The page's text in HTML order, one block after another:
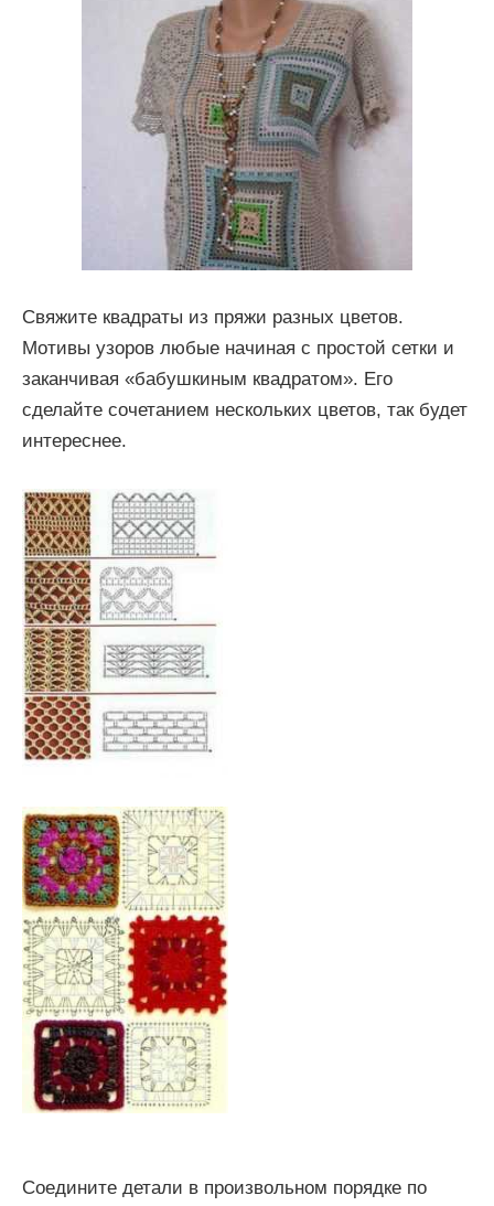
Свяжите квадраты из пряжи разных цветов.
Мотивы узоров любые начиная с простой сетки и
заканчивая «бабушкиным квадратом». Его
сделайте сочетанием нескольких цветов, так будет
интереснее.
Соедините детали в произвольном порядке по